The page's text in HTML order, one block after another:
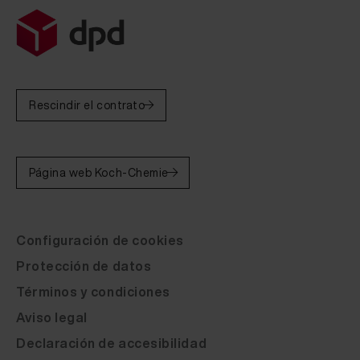
Fluid Leather McLaren shale grey 20 ml
Fluid Leather McLaren volkano yellow 20 ml
Fluid Leather McLaren solar yellow 20 ml
Fluid Leather McLaren blue impr. 20 ml
Fluid Leather McLaren purple 20 ml
Fluid Leather McLaren cognac 20 ml
Fluid Leather McLaren jet black 20 ml
Fluid Leather McLaren carbon black 20 ml
Rescindir el contrato
Página web Koch-Chemie
Configuración de cookies
Protección de datos
Términos y condiciones
Aviso legal
Declaración de accesibilidad